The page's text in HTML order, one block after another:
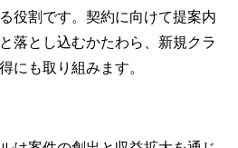
役割です。契約に向けて提案内
落とし込むかたわら、新規クラ
にも取り組みます。